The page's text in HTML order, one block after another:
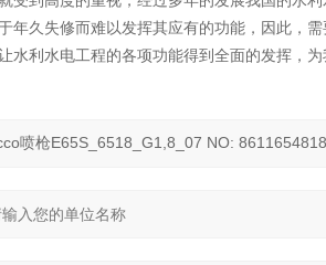
年久失修而难以发挥其应有的功能，因此，
水利水电工程的各项功能得到全面的发挥，为